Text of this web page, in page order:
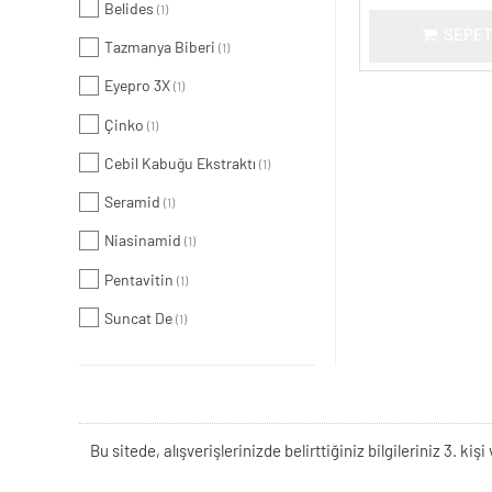
Belides (1)
Tazmanya Biberi (1)
Eyepro 3X (1)
Çinko (1)
Cebil Kabuğu Ekstraktı (1)
Seramid (1)
Niasinamid (1)
Pentavitin (1)
Suncat De (1)
Bu sitede, alışverişlerinizde belirttiğiniz bilgileriniz 3.